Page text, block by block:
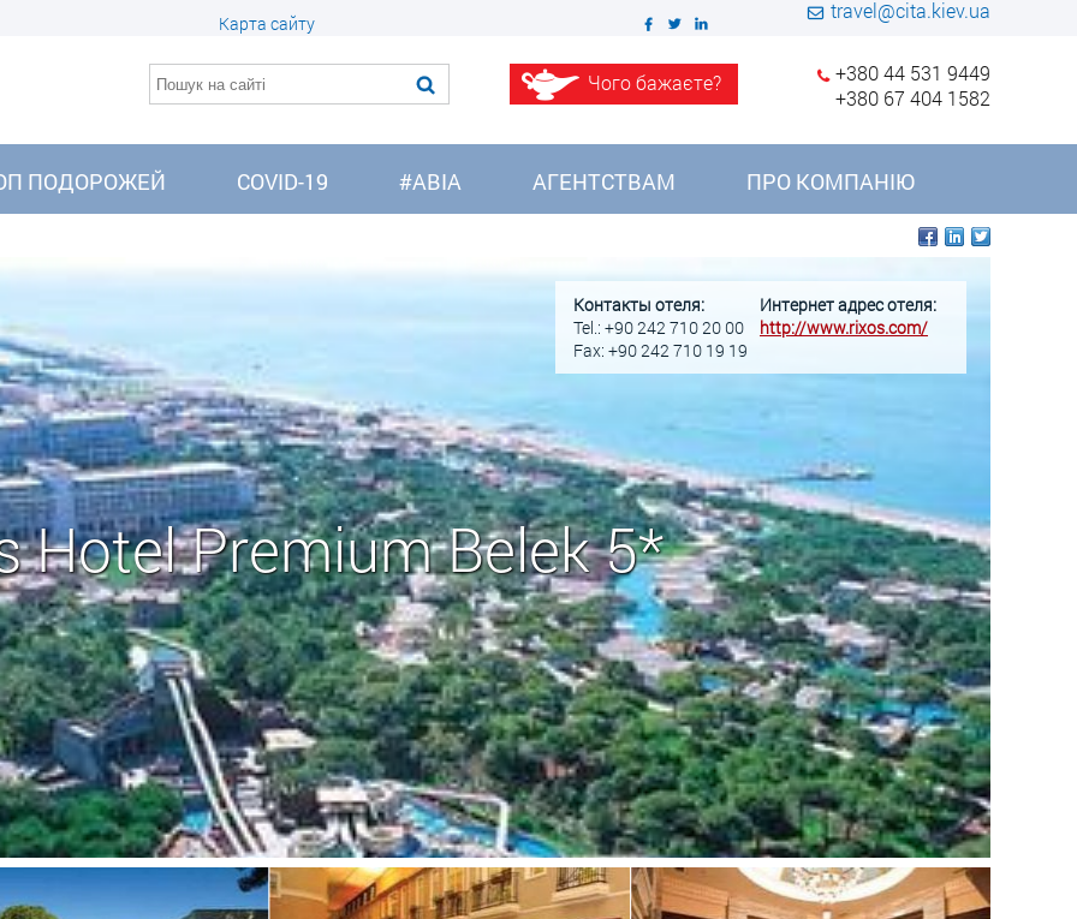
Карта сайту
Чого бажаєте?
+380 44 531 9449
+380 67 404 1582
travel@cita.kiev.ua
ПОДОРОЖЕЙ COVID-19 #АВІА АГЕНТСТВАМ ПРО КОМПАНІЮ
Hotel Premium Belek 5*
Контакты отеля:
Tel.: +90 242 710 20 00
Fax: +90 242 710 19 19
Интернет адрес отеля:
http://www.rixos.com/